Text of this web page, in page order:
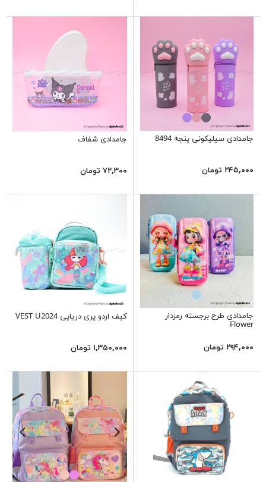
جامدادی سیلیکونی پنجه 8494
۲۴۵,۰۰۰ تومان
جامدادی شفاف
۷۲,۳۰۰ تومان
جامدادی طرح برجسته رمزدار
Flower
۲۹۴,۰۰۰ تومان
کیف اردو پری دریایی VEST U2024
۱,۳۵۰,۰۰۰ تومان